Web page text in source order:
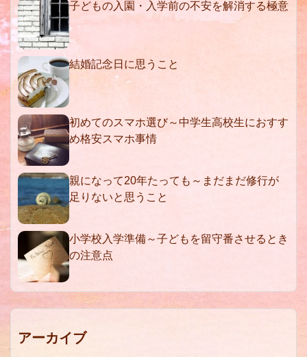
子どもの入園・入学前の不安を解消する極意
結婚記念日に思うこと
初めてのスマホ選び～中学生高校生におすす
め格安スマホ事情
親になって20年たっても～まだまだ修行が
足りないと思うこと
小学校入学準備～子どもを留守番させるとき
の注意点
アーカイブ